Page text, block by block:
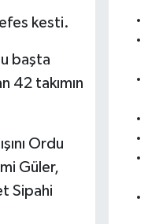
kesti.
başta
42 takımın
Ordu
Güler,
Sipahi